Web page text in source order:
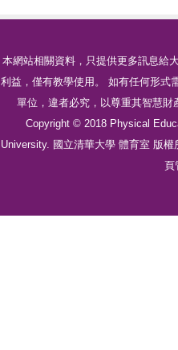
本網站相關資料，只提供更多訊息給
利益，僅有教學使用。 如有任何形式
單位，違者必究，以尊重其智慧財
Copyright © 2018 Physical
University. 國立清華大學 體育室 版
頁